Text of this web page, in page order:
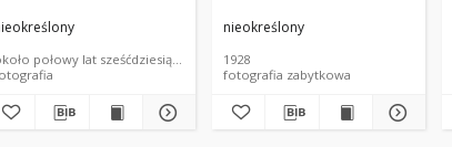
połowy lat sześćdziesiątych XIX wieku
(1908–1998)
nieokreślony
1928
fotografia zabytkowa